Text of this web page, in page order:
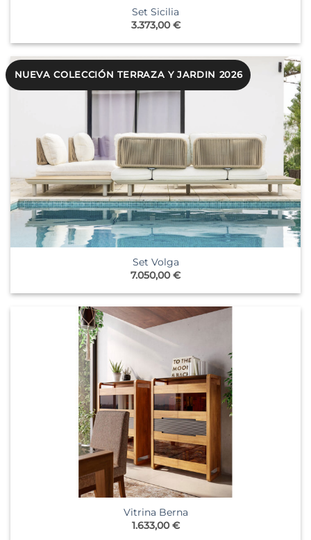
Set Sicilia
3.373,00€
NUEVA COLECCIÓN TERRAZA Y JARDIN 2026
Set Volga
7.050,00€
Vitrina Berna
1.633,00€